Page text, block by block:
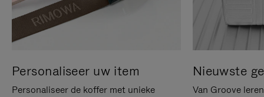
Personaliseer uw item
Personaliseer de koffer met unieke
Nieuwste
Van Groove